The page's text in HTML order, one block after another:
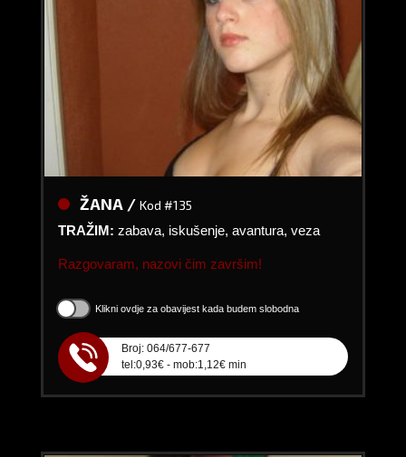
ŽANA / Kod #135
TRAŽIM: zabava, iskušenje, avantura, veza
Razgovaram, nazovi čim završim!
Klikni ovdje za obavijest kada budem slobodna
Broj: 064/677-677
tel:0,93€ - mob:1,12€ min